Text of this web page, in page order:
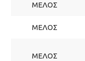
ΜΕΛΟΣ
ΜΕΛΟΣ
ΜΕΛΟΣ